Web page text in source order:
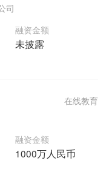
司
融资金额
未披露
融资金额
1000万人民币
在线教育